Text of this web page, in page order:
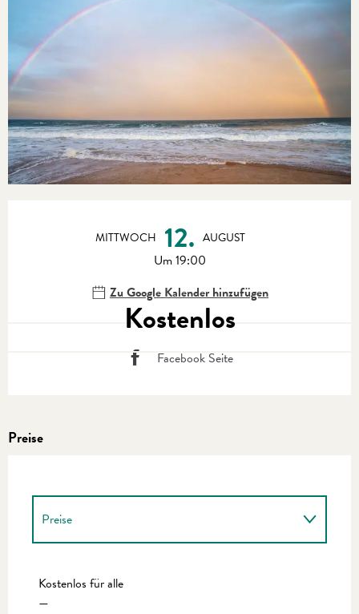
MITTWOCH 12. AUGUST
Um 19:00
Zu Google Kalender hinzufügen
Kostenlos
Facebook Seite
Preise
Preise
Kostenlos für alle
—